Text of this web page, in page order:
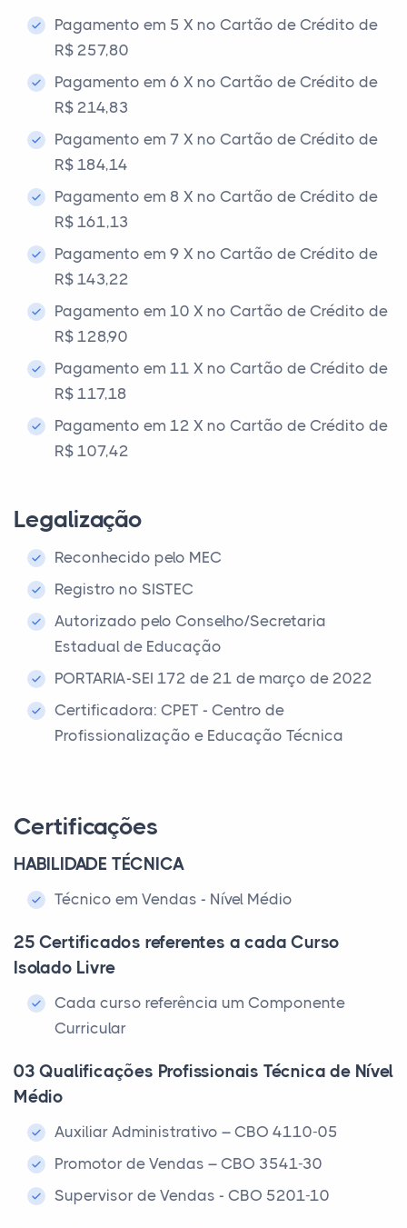
Pagamento em 5 X no Cartão de Crédito de
R$ 257,80
Pagamento em 6 X no Cartão de Crédito de
R$ 214,83
Pagamento em 7 X no Cartão de Crédito de
R$ 184,14
Pagamento em 8 X no Cartão de Crédito de
R$ 161,13
Pagamento em 9 X no Cartão de Crédito de
R$ 143,22
Pagamento em 10 X no Cartão de Crédito de
R$ 128,90
Pagamento em 11 X no Cartão de Crédito de
R$ 117,18
Pagamento em 12 X no Cartão de Crédito de
R$ 107,42
Legalização
Reconhecido pelo MEC
Registro no SISTEC
Autorizado pelo Conselho/Secretaria
Estadual de Educação
PORTARIA-SEI 172 de 21 de março de 2022
Certificadora: CPET - Centro de
Profissionalização e Educação Técnica
Certificações
HABILIDADE TÉCNICA
Técnico em Vendas - Nível Médio
25 Certificados referentes a cada Curso
Isolado Livre
Cada curso referência um Componente
Curricular
03 Qualificações Profissionais Técnica de Nível
Médio
Auxiliar Administrativo – CBO 4110-05
Promotor de Vendas – CBO 3541-30
Supervisor de Vendas - CBO 5201-10